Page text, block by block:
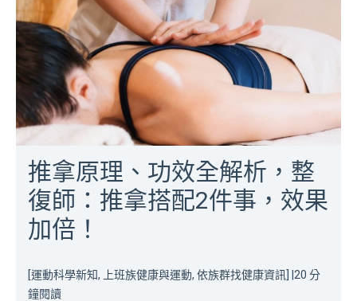
推拿原理、功效全解析，整
復師：推拿搭配2件事，效果
加倍！
[運動科學新知, 上班族健康與運動, 依族群找健康資訊]
20 分
鐘閱讀